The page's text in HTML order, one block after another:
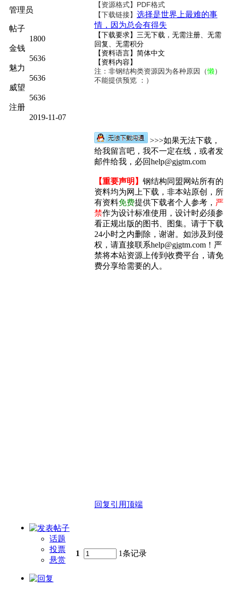
管理员
帖子
1800
金钱
5636
魅力
5636
威望
5636
注册
2019-11-07
【资源格式】PDF格式
【下载链接】 选择是世界上最难的事
情，因为总会有得失
【下载要求】三无下载，无需注册、无需
回复、无需积分
【资料语言】简体中文
【资料内容】
注：非钢结构类资源因为各种原因（懒）
不能提供预览 ：）
>>>如果无法下载，
给我留言吧，我不一定在线，或者发
邮件给我，必回help@gjgtm.com
【重要声明】 钢结构同盟网站所有的
资料均为网上下载，非本站原创，所
有资料免费提供下载者个人参考， 严
禁作为设计标准使用，设计时必须参
看正规出版的图书、图集。请于下载
24小时之内删除，谢谢。如涉及到侵
权，请直接联系help@gjgtm.com！严
禁将本站资源上传到收费平台，请免
费分享给需要的人。
回复引用顶端
话题
投票
悬赏
1 1条记录